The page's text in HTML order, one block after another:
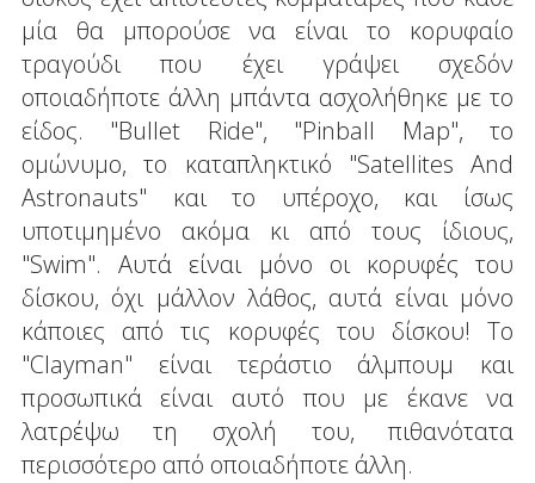
μία θα μπορούσε να είναι το κορυφαίο
τραγούδι που έχει γράψει σχεδόν
οποιαδήποτε άλλη μπάντα ασχολήθηκε με το
είδος. "Bullet Ride", "Pinball Map", το
ομώνυμο, το καταπληκτικό "Satellites And
Astronauts" και το υπέροχο, και ίσως
υποτιμημένο ακόμα κι από τους ίδιους,
"Swim". Αυτά είναι μόνο οι κορυφές του
δίσκου, όχι μάλλον λάθος, αυτά είναι μόνο
κάποιες από τις κορυφές του δίσκου! Το
"Clayman" είναι τεράστιο άλμπουμ και
προσωπικά είναι αυτό που με έκανε να
λατρέψω τη σχολή του, πιθανότατα
περισσότερο από οποιαδήποτε άλλη.